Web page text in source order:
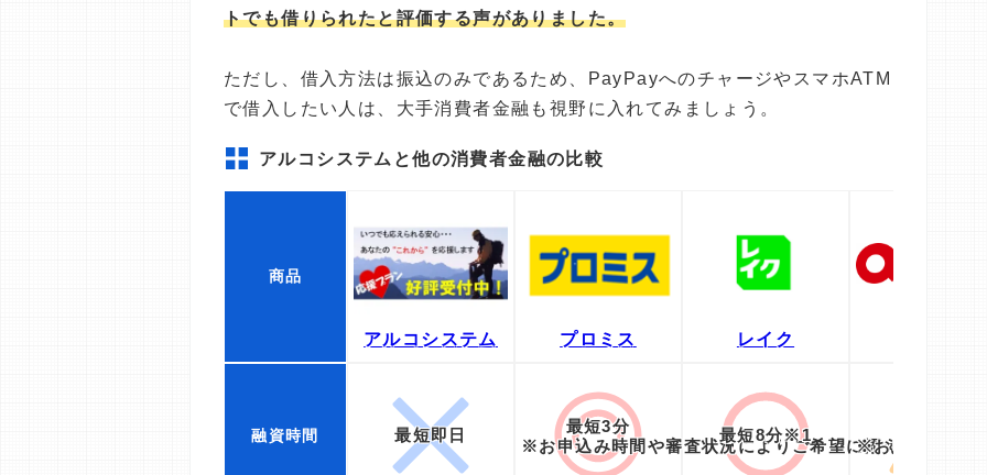
トでも借りられたと評価する声がありました。
ただし、借入方法は振込のみであるため、PayPayへのチャージやスマホATM
で借入したい人は、大手消費者金融も視野に入れてみましょう。
アルコシステムと他の消費者金融の比較
商品
アルコシステム プロミス レイク
融資時間 最短即日 最短3分
※お申込み時間や審査状況によりご希望に添えない場合が
最短8分※1
※お申込み時間